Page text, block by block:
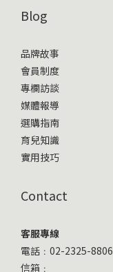
Blog
品牌故事
會員制度
專欄訪談
媒體報導
選購指南
育兒知識
實用技巧
Contact
客服專線
電話﹕02-2325-8806
信箱﹕